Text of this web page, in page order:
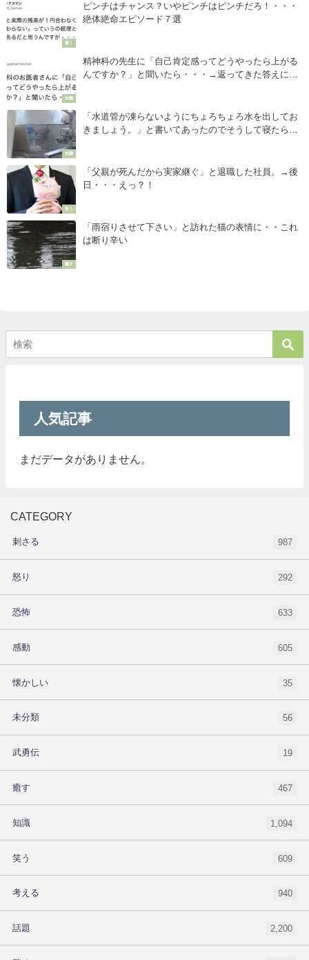
驚く
ピンチはチャンス？いやピンチはピンチだろ！・・・
絶体絶命エピソード７選
知識
精神科の先生に「自己肯定感ってどうやったら上がる
んですか？」と聞いたら・・・→返ってきた答えに考
知識
「水道管が凍らないようにちょろちょろ水を出してお
きましょう。」と書いてあったのでそうして寝たら翌
笑う
「父親が死んだから実家継ぐ」と退職した社員。→後
日・・・えっ？！
癒す
「雨宿りさせて下さい」と訪れた猫の表情に・・これ
は断り辛い
人気記事
まだデータがありません。
CATEGORY
刺さる 987
怒り 292
恐怖 633
感動 605
懐かしい 35
未分類 56
武勇伝 19
癒す 467
知識 1,094
笑う 609
考える 940
話題 2,200